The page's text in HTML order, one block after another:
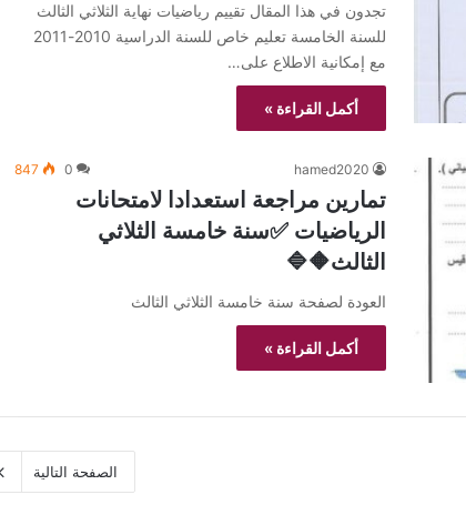
تجدون في هذا المقال تقييم رياضيات نهاية الثلاثي الثالث
للسنة الخامسة تعليم خاص للسنة الدراسية 2010-2011
مع إمكانية الاطلاع على…
أكمل القراءة »
hamed2020
0
847
تمارين مراجعة استعدادا لامتحانات
الرياضيات ✅سنة خامسة الثلاثي
الثالث🔶🔷
العودة لصفحة سنة خامسة الثلاثي الثالث
أكمل القراءة »
الصفحة التالية